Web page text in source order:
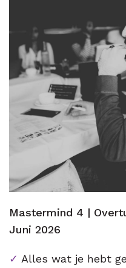
Mastermind 4 |
Juni 2026
Alles wat je hebt